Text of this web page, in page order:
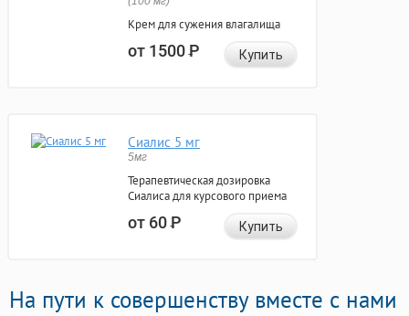
Крем для сужения влагалища
от 1500Р Купить
Сиалис 5 мг
5мг
Терапевтическая дозировка
Сиалиса для курсового приема
от 60Р Купить
На пути к совершенству вместе с нами